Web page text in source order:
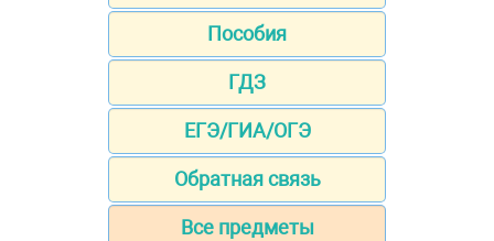
Пособия
ГДЗ
ЕГЭ/ГИА/ОГЭ
Обратная связь
Все предметы